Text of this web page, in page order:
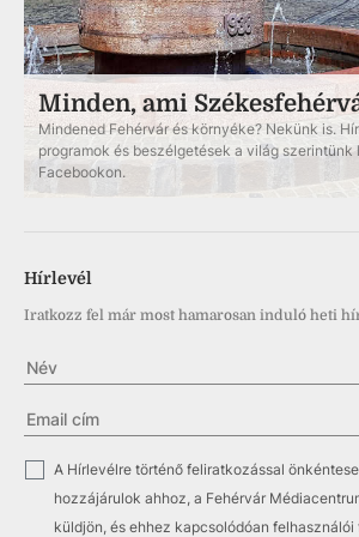
Minden, ami
Mindened Fehérvár és környéke? Nekünk is.
programok és beszélgetések a világ szerintünk
Facebookon.
Hírlevél
Iratkozz fel már most hamarosan induló heti
A Hírlevélre történő feliratkozással
hozzájárulok ahhoz, a Fehérvár
küldjön, és ehhez kapcsolódóan